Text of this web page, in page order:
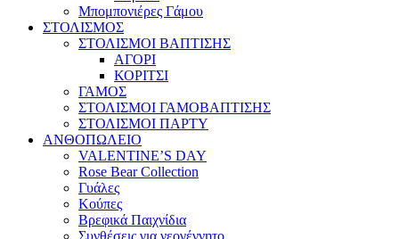
Μπομπονιέρες Γάμου
ΣΤΟΛΙΣΜΟΣ
ΣΤΟΛΙΣΜΟΙ ΒΑΠΤΙΣΗΣ
ΑΓΟΡΙ
ΚΟΡΙΤΣΙ
ΓΑΜΟΣ
ΣΤΟΛΙΣΜΟΙ ΓΑΜΟΒΑΠΤΙΣΗΣ
ΣΤΟΛΙΣΜΟΙ ΠΑΡΤΥ
ΑΝΘΟΠΩΛΕΙΟ
VALENTINE’S DAY
Rose Bear Collection
Γυάλες
Κούπες
Βρεφικά Παιχνίδια
Συνθέσεις για νεογέννητο